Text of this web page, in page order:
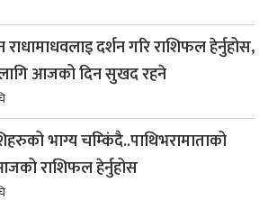
दर्शन गरि राशिफल हेर्नुहोस,
लागि आजको दिन सुखद रहने
भाग्य चम्किंदै..पाथिभरामाताको
राशिफल हेर्नुहोस